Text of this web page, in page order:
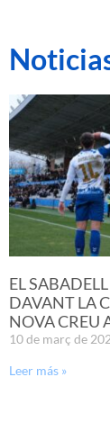
EL
DAVANT LA
NOVA CREU
10 de març de
Leer más »